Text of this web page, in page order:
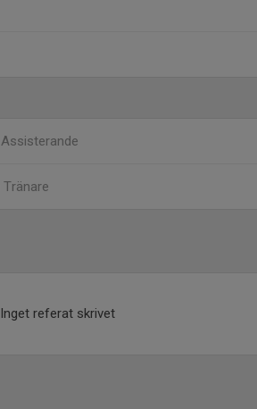
Assisterande
Tränare
Inget referat skrivet